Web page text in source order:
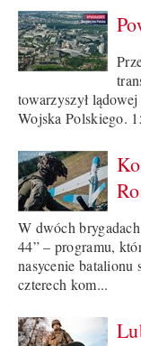
towarzyszył
Wojska Polskiego.
W dwóch
44” – programu,
nasycenie batalionu
czterech kom...